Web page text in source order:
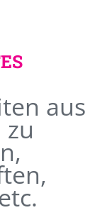
aus